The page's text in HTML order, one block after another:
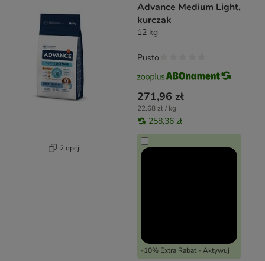
2 opcji
Advance Medium Light,
kurczak
12 kg
271,96 zł
22,68 zł / kg
258,36 zł
-10% Extra Rabat - Aktywuj
Pusto